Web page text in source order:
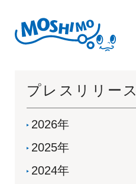
プレスリリース
2026年
2025年
2024年